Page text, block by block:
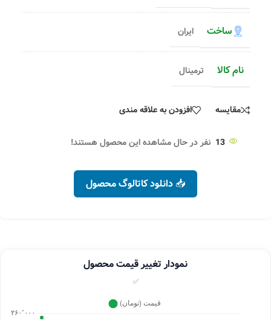
ساخت ایران
نام کالا ترمینال
مقایسه افزودن به علاقه مندی
13 نفر در حال مشاهده این محصول هستند!
📥 دانلود کاتالوگ محصول
نمودار تغییر قیمت محصول
✅